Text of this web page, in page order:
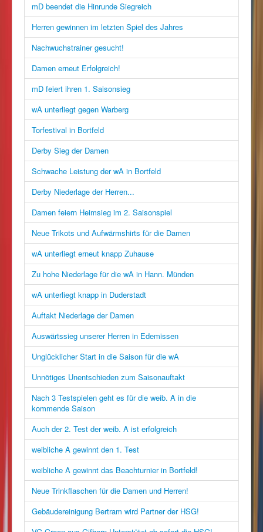
mD beendet die Hinrunde Siegreich
Herren gewinnen im letzten Spiel des Jahres
Nachwuchstrainer gesucht!
Damen erneut Erfolgreich!
mD feiert ihren 1. Saisonsieg
wA unterliegt gegen Warberg
Torfestival in Bortfeld
Derby Sieg der Damen
Schwache Leistung der wA in Bortfeld
Derby Niederlage der Herren...
Damen feiern Heimsieg im 2. Saisonspiel
Neue Trikots und Aufwärmshirts für die Damen
wA unterliegt erneut knapp Zuhause
Zu hohe Niederlage für die wA in Hann. Münden
wA unterliegt knapp in Duderstadt
Auftakt Niederlage der Damen
Auswärtssieg unserer Herren in Edemissen
Unglücklicher Start in die Saison für die wA
Unnötiges Unentschieden zum Saisonauftakt
Nach 3 Testspielen geht es für die weib. A in die
kommende Saison
Auch der 2. Test der weib. A ist erfolgreich
weibliche A gewinnt den 1. Test
weibliche A gewinnt das Beachturnier in Bortfeld!
Neue Trinkflaschen für die Damen und Herren!
Gebäudereinigung Bertram wird Partner der HSG!